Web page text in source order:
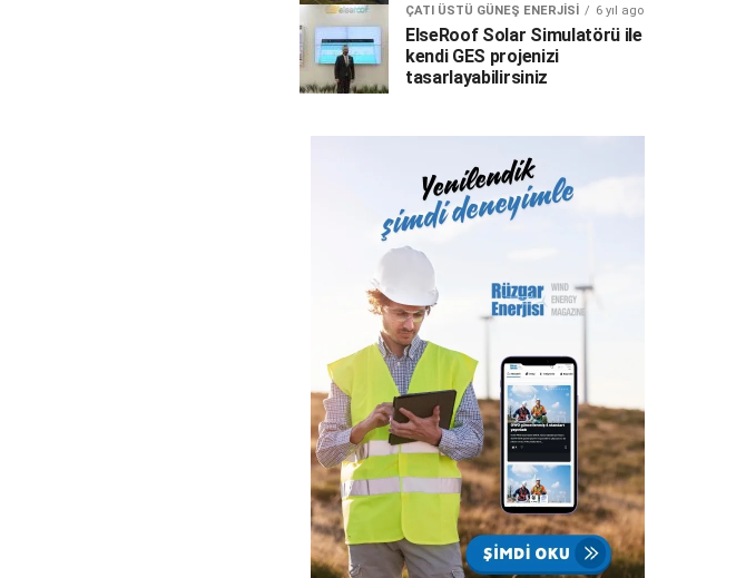
ÇATI ÜSTÜ GÜNEŞ ENERJISI 6 yıl ago
ElseRoof Solar Simulatörü ile
kendi GES projenizi
tasarlayabilirsiniz